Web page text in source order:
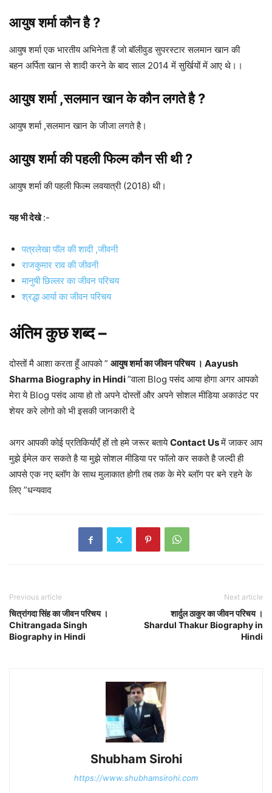
आयुष शर्मा कौन है ?
आयुष शर्मा एक भारतीय अभिनेता हैं जो बॉलीवुड सुपरस्टार सलमान खान की
बहन अर्पिता खान से शादी करने के बाद साल 2014 में सुर्खियों में आए थे।।
आयुष शर्मा ,सलमान खान के कौन लगते है ?
आयुष शर्मा ,सलमान खान के जीजा लगते है।
आयुष शर्मा की पहली फिल्म कौन सी थी ?
आयुष शर्मा की पहली फिल्म लवयात्री (2018) थी।
यह भी देखे:-
पत्रलेखा पॉल की शादी ,जीवनी
राजकुमार राव की जीवनी
मानुषी छिल्लर का जीवन परिचय
श्रद्धा आर्या का जीवन परिचय
अंतिम कुछ शब्द –
दोस्तों मै आशा करता हूँ आपको ” आयुष शर्मा का जीवन परिचय । Aayush
Sharma Biography in Hindi”वाला Blog पसंद आया होगा अगर आपको
मेरा ये Blog पसंद आया हो तो अपने दोस्तों और अपने सोशल मीडिया अकाउंट पर
शेयर करे लोगो को भी इसकी जानकारी दे
अगर आपकी कोई प्रतिकिर्याएँ हों तो हमे जरूर बतायेContact Usमें जाकर आप
मुझे ईमेल कर सकते है या मुझे सोशल मीडिया पर फॉलो कर सकते है जल्दी ही
आपसे एक नए ब्लॉग के साथ मुलाकात होगी तब तक के मेरे ब्लॉग पर बने रहने के
लिए ”धन्यवाद
Previous article
चित्रांगदा सिंह का जीवन परिचय ।
Chitrangada Singh
Biography in Hindi
Next article
शार्दुल ठाकुर का जीवन परिचय ।
Shardul Thakur Biography in
Hindi
Shubham Sirohi
https://www.shubhamsirohi.com